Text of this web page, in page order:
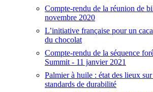
Compte-rendu de la réunion de
novembre 2020
L’initiative française pour un
du chocolat
Compte-rendu de la séquence
Summit - 11 janvier 2021
Palmier à huile : état des lieux
standards de durabilité